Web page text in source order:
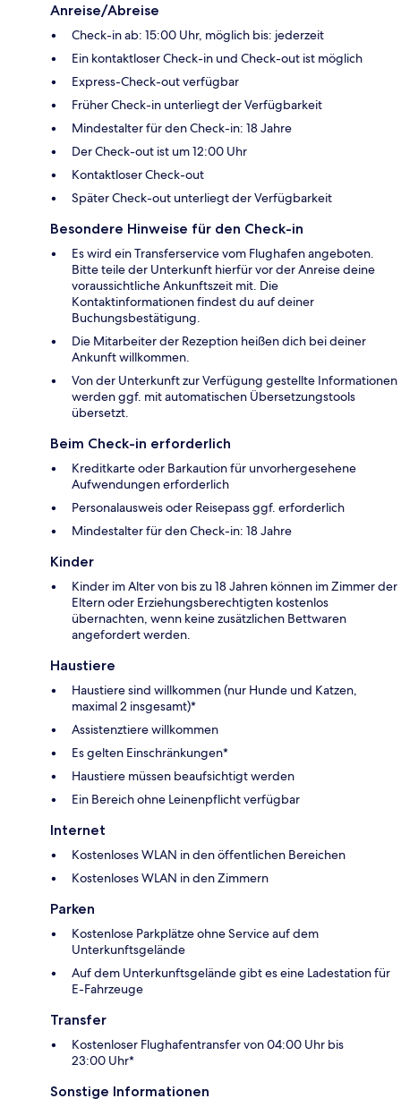
Anreise/Abreise
Check-in ab: 15:00 Uhr, möglich bis: jederzeit
Ein kontaktloser Check-in und Check-out ist möglich
Express-Check-out verfügbar
Früher Check-in unterliegt der Verfügbarkeit
Mindestalter für den Check-in: 18 Jahre
Der Check-out ist um 12:00 Uhr
Kontaktloser Check-out
Später Check-out unterliegt der Verfügbarkeit
Besondere Hinweise für den Check-in
Es wird ein Transferservice vom Flughafen angeboten.
Bitte teile der Unterkunft hierfür vor der Anreise deine
voraussichtliche Ankunftszeit mit. Die
Kontaktinformationen findest du auf deiner
Buchungsbestätigung.
Die Mitarbeiter der Rezeption heißen dich bei deiner
Ankunft willkommen.
Von der Unterkunft zur Verfügung gestellte Informationen
werden ggf. mit automatischen Übersetzungstools
übersetzt.
Beim Check-in erforderlich
Kreditkarte oder Barkaution für unvorhergesehene
Aufwendungen erforderlich
Personalausweis oder Reisepass ggf. erforderlich
Mindestalter für den Check-in: 18 Jahre
Kinder
Kinder im Alter von bis zu 18 Jahren können im Zimmer der
Eltern oder Erziehungsberechtigten kostenlos
übernachten, wenn keine zusätzlichen Bettwaren
angefordert werden.
Haustiere
Haustiere sind willkommen (nur Hunde und Katzen,
maximal 2 insgesamt)*
Assistenztiere willkommen
Es gelten Einschränkungen*
Haustiere müssen beaufsichtigt werden
Ein Bereich ohne Leinenpflicht verfügbar
Internet
Kostenloses WLAN in den öffentlichen Bereichen
Kostenloses WLAN in den Zimmern
Parken
Kostenlose Parkplätze ohne Service auf dem
Unterkunftsgelände
Auf dem Unterkunftsgelände gibt es eine Ladestation für
E-Fahrzeuge
Transfer
Kostenloser Flughafentransfer von 04:00 Uhr bis
23:00 Uhr*
Sonstige Informationen